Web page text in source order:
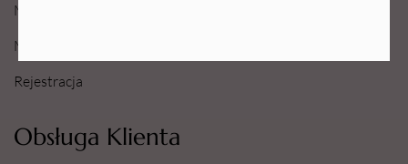
Moje Zamówienia
Moje Ulubione
Rejestracja
Obsługa Klienta